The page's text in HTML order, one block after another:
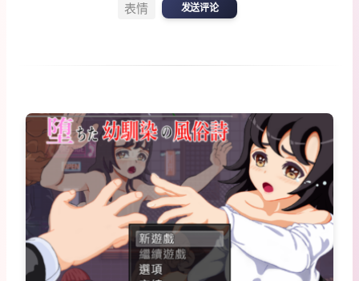
表情 发送评论